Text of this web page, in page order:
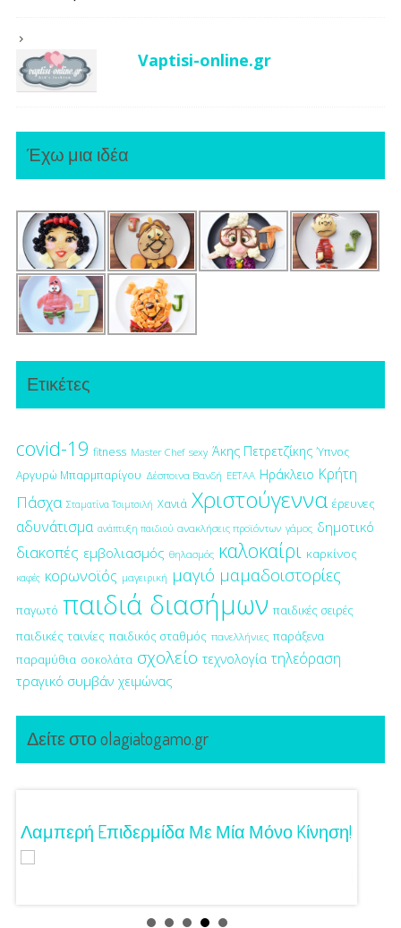
Vaptisi-online.gr
Έχω μια ιδέα
Ετικέτες
covid-19 fitness Master Chef sexy Άκης Πετρετζίκης Ύπνος
Αργυρώ Μπαρμπαρίγου Δέσποινα Βανδή ΕΕΤΑΑ Ηράκλειο Κρήτη
Πάσχα Σταματίνα Τσιμτσιλή Χανιά Χριστούγεννα έρευνες
αδυνάτισμα ανάπτυξη παιδιού ανακλήσεις προϊόντων γάμος δημοτικό
διακοπές εμβολιασμός θηλασμός καλοκαίρι καρκίνος
καφές κορωνοϊός μαγειρική μαγιό μαμαδοιστορίες
παγωτό παιδιά διασήμων παιδικές σειρές
παιδικές ταινίες παιδικός σταθμός πανελλήνιες παράξενα
παραμύθια σοκολάτα σχολείο τεχνολογία τηλεόραση
τραγικό συμβάν χειμώνας
Δείτε στο olagiatogamo.gr
Λαμπερή Eπιδερμίδα Με Μία Μόνο Kίνηση!